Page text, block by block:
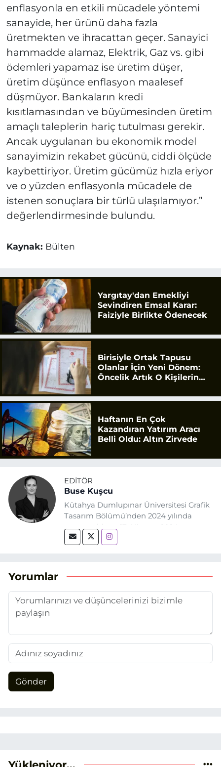
enflasyonla en etkili mücadele yöntemi
sanayide, her ürünü daha fazla
üretmekten ve ihracattan geçer. Sanayici
hammadde alamaz, Elektrik, Gaz vs. gibi
ödemleri yapamaz ise üretim düşer,
üretim düşünce enflasyon maalesef
düşmüyor. Bankaların kredi
kısıtlamasından ve büyümesinden üretim
amaçlı taleplerin hariç tutulması gerekir.
Ancak uygulanan bu ekonomik model
sanayimizin rekabet gücünü, ciddi ölçüde
kaybettiriyor. Üretim gücümüz hızla eriyor
ve o yüzden enflasyonla mücadele de
istenen sonuçlara bir türlü ulaşılamıyor.”
değerlendirmesinde bulundu.
Kaynak: Bülten
Yargıtay'dan Emekliyi
Sevindiren Emsal Karar:
Faiziyle Birlikte Ödenecek
Birisiyle Ortak Tapusu
Olanlar İçin Yeni Dönem:
Öncelik Artık O Kişilerin
Haftanın En Çok
Kazandıran Yatırım Aracı
Belli Oldu: Altın Zirvede
EDITÖR
Buse Kuşcu
Kütahya Dumlupınar Üniversitesi Grafik
Tasarım Bölümü’nden 2024 yılında
mezun oldum. 17 Ağustos 2024
tarihinde, Grafik Tasarım alanında staj
adım attım.
Yorumlar
Gönder